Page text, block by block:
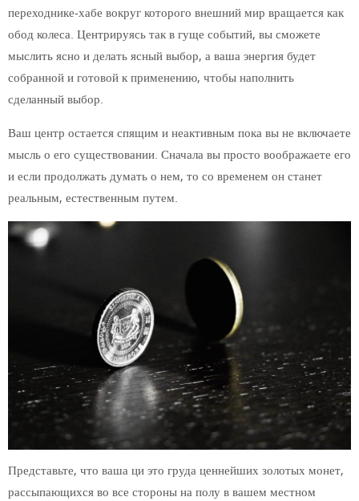
переходнике-хабе вокруг которого внешний мир вращается как
обод колеса. Центрируясь так в гуще событий, вы сможете
мыслить ясно и делать ясный выбор, а ваша энергия будет
собранной и готовой к применению, чтобы наполнить
сделанный выбор.
Ваш центр остается спящим и неактивным пока вы не включаете
мысль о его существовании. Сначала вы просто воображаете его
и если продолжать думать о нем, то со временем он станет
реальным, естественным путем.
Представьте, что ваша ци это груда ценнейших золотых монет,
рассыпающихся во все стороны на полу в вашем местном